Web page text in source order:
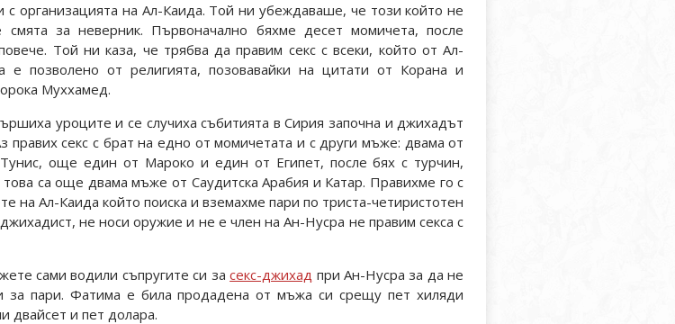
с организацията на Ал-Каида. Той ни убеждаваше, че този който не
за неверник. Първоначално бяхме десет момичета, после
Той ни каза, че трябва да правим секс с всеки, който от Ал-
е позволено от религията, позовавайки на цитати от Корана и
Муххамед.
уроците и се случиха събитията в Сирия започна и джихадът
правих секс с брат на едно от момичетата и с други мъже: двама от
още един от Мароко и един от Египет, после бях с турчин,
са още двама мъже от Саудитска Арабия и Катар. Правихме го с
на Ал-Каида който поиска и вземахме пари по триста-четиристотен
не носи оружие и не е член на Ан-Нусра не правим секса с
сами водили съпругите си засекс-джихад при Ан-Нусра за да не
за пари. Фатима е била продадена от мъжа си срещу пет хиляди
двайсет и пет долара.